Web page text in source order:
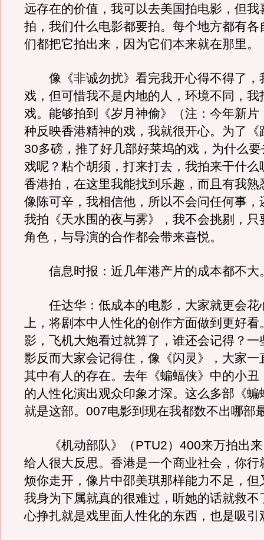
远存在的价值，我可以去美国拍电影，但我
拍，我们什么电影都要拍。每个地方都有各
们都把它拍出来，因为它们本来就在那里。
像《非诚勿扰》看完我开心得不得了，
戏，但可惜我不是内地的人，环境不同，我
戏。能够拍到《岁月神偷》（注：今年新片
种反映香港精神的戏，我就很开心。为了《
30多磅，推了好几部好莱坞的戏，为什么
戏呢？粘个胡须，打来打去，我拍来干什么
香港拍，在这里我能找到乐趣，而且有我熟
像陈可辛，我相信他，所以不会问任何事，
我拍《天水围的夜与雾》，我不会挑剔，只
角色，与导演的合作都会带来喜悦。
信息时报：近几年港产片的成本都不大
任达华：低成本的电影，大家就更会花
上，将剧本中人性化的创作方面做到更好看
影，飞机大炮看过就算了，谁还会记得？一
影反而大家会记得住，像《闪灵》，大家一
其中有人的存在。去年《蝙蝠侠》中的小丑
的人性化演出观众印象才深。这么多部《蝙
就是这部。007电影到现在我都数不出哪部
《机动部队》（PTU2）400来万拍出来
给人很大反思。香港是一个商业社会，你行
烦你走开，像片中邵美琪那样能力不足，但
我身为下属就真的很难过，听她的话就救不
心挣扎就是戏里面人性化的东西，也是吸引